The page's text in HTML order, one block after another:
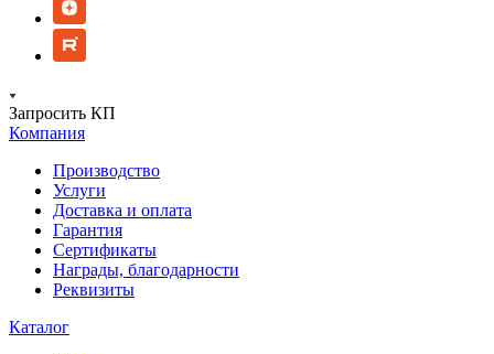
Запросить КП
Компания
Производство
Услуги
Доставка и оплата
Гарантия
Сертификаты
Награды, благодарности
Реквизиты
Каталог